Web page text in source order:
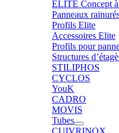
ELITE Concept
Panneaux
Profils Elite
Accessoires Elite
Profils pour
Structures
STILIPHOS
CYCLOS
YouK
CADRO
MOVIS
Tubes
CUIVRINOX